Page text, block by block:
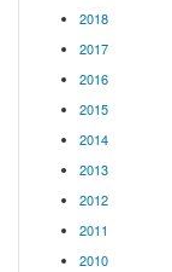
2018
2017
2016
2015
2014
2013
2012
2011
2010